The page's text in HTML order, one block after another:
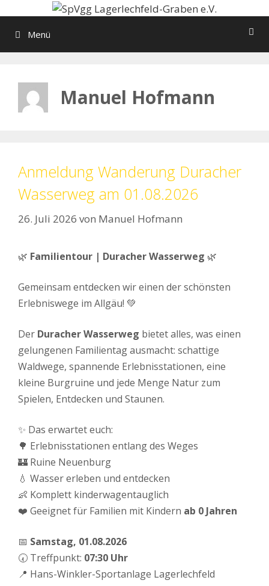
springen
Menü
Manuel Hofmann
Anmeldung Wanderung Duracher
Wasserweg am 01.08.2026
26. Juli 2026 von Manuel Hofmann
🌿 Familientour | Duracher Wasserweg 🌿
Gemeinsam entdecken wir einen der schönsten
Erlebniswege im Allgäu! 💚
Der Duracher Wasserweg bietet alles, was einen
gelungenen Familientag ausmacht: schattige
Waldwege, spannende Erlebnisstationen, eine
kleine Burgruine und jede Menge Natur zum
Spielen, Entdecken und Staunen.
✨ Das erwartet euch:
🌳 Erlebnisstationen entlang des Weges
🏰 Ruine Neuenburg
💧 Wasser erleben und entdecken
👶 Komplett kinderwagentauglich
❤️ Geeignet für Familien mit Kindern ab 0 Jahren
📅 Samstag, 01.08.2026
🕢 Treffpunkt: 07:30 Uhr
📍 Hans-Winkler-Sportanlage Lagerlechfeld